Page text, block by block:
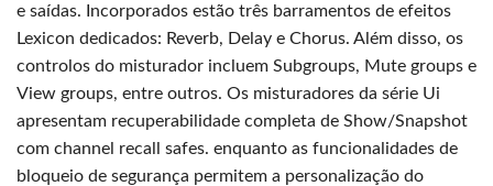
e saídas. Incorporados estão três barramentos de efeitos
Lexicon dedicados: Reverb, Delay e Chorus. Além disso, os
controlos do misturador incluem Subgroups, Mute groups e
View groups, entre outros. Os misturadores da série Ui
apresentam recuperabilidade completa de Show/Snapshot
com channel recall safes. enquanto as funcionalidades de
bloqueio de segurança permitem a personalização do